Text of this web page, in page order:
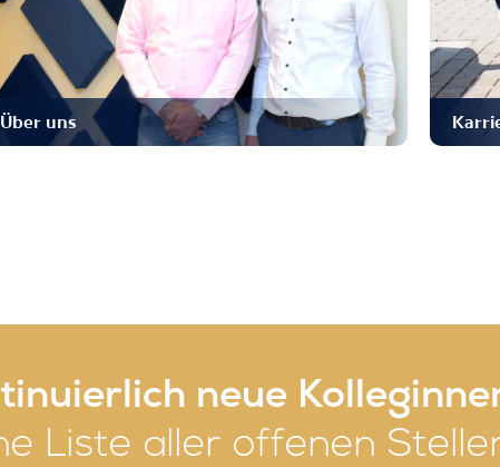
Über uns
neue
Liste aller offenen